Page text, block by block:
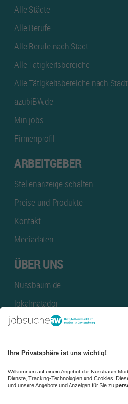
Alle Städte
Alle Berufe
Alle Berufe nach Stadt
Alle Tätigkeitsbereiche
Alle Tätigkeitsbereiche nach Stadt
azubiBW.de
Minijobs
Firmenprofil
ARBEITGEBER
Stellenanzeige schalten
Preise und Produkte
Kontakt
Mediadaten
ÜBER UNS
Nussbaum.de
lokalmatador
kaufinBW
NussbaumID
Nussbaum Medien